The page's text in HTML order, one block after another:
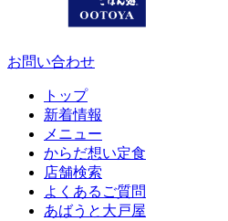
お問い合わせ
トップ
新着情報
メニュー
からだ想い定食
店舗検索
よくあるご質問
あばうと大戸屋